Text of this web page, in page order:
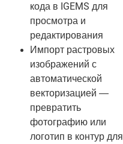
кода в IGEMS для
просмотра и
редактирования
Импорт растровых
изображений с
автоматической
векторизацией —
превратить
фотографию или
логотип в контур для